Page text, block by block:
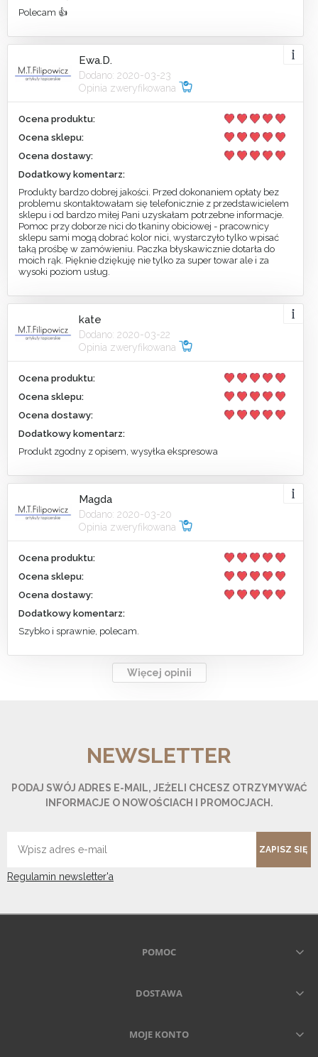
Polecam 👍
Ewa.D.
Dodano: 2020-03-23
Opinia zweryfikowana
Ocena produktu:
Ocena sklepu:
Ocena dostawy:
Dodatkowy komentarz:
Produkty bardzo dobrej jakości. Przed dokonaniem opłaty bez
problemu skontaktowałam się telefonicznie z przedstawicielem
sklepu i od bardzo miłej Pani uzyskałam potrzebne informacje.
Pomoc przy doborze nici do tkaniny obiciowej - pracownicy
sklepu sami mogą dobrać kolor nici, wystarczyło tylko wpisać
taką prośbę w zamówieniu. Paczka błyskawicznie dotarła do
moich rąk. Pięknie dziękuję nie tylko za super towar ale i za
wysoki poziom usług.
kate
Dodano: 2020-03-22
Opinia zweryfikowana
Ocena produktu:
Ocena sklepu:
Ocena dostawy:
Dodatkowy komentarz:
Produkt zgodny z opisem, wysyłka ekspresowa
Magda
Dodano: 2020-03-20
Opinia zweryfikowana
Ocena produktu:
Ocena sklepu:
Ocena dostawy:
Dodatkowy komentarz:
Szybko i sprawnie, polecam.
Więcej opinii
NEWSLETTER
PODAJ SWÓJ ADRES E-MAIL, JEŻELI CHCESZ OTRZYMYWAĆ
INFORMACJE O NOWOŚCIACH I PROMOCJACH.
ZAPISZ SIĘ
Regulamin newsletter'a
POMOC
DOSTAWA
MOJE KONTO